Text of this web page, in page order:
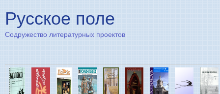
Русское поле
Содружество литературных проектов